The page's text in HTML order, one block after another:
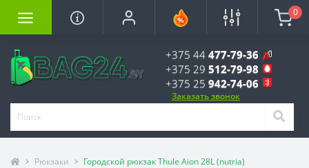
0
+375 44 477-79-36
+375 29 512-79-98
+375 25 942-74-06
Заказать звонок
Рюкзаки Городской рюкзак Thule Aion 28L (nutria)